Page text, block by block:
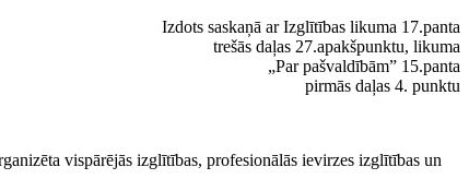
Izdots saskaņā ar Izglītības likuma 17.panta
trešās daļas 27.apakšpunktu, likuma
„Par pašvaldībām” 15.panta
pirmās daļas 4. punktu
vispārējās izglītības, profesionālās ievirzes izglītības un